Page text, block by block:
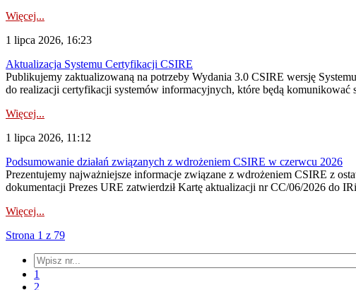
Więcej...
1 lipca 2026, 16:23
Aktualizacja Systemu Certyfikacji CSIRE
Publikujemy zaktualizowaną na potrzeby Wydania 3.0 CSIRE wersję
do realizacji certyfikacji systemów informacyjnych, które będą
Więcej...
1 lipca 2026, 11:12
Podsumowanie działań związanych z wdrożeniem CSIRE w czerwcu 2026
Prezentujemy najważniejsze informacje związane z wdrożeniem CSIRE z
dokumentacji Prezes URE zatwierdził Kartę aktualizacji nr CC/06/2026 do
Więcej...
Strona 1 z 79
1
2